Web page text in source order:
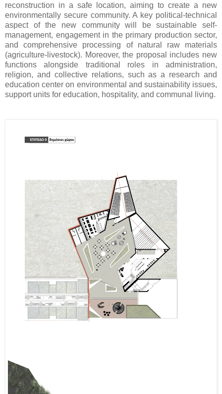
reconstruction in a safe location, aiming to create a new
environmentally secure community. A key political-technical
aspect of the new community will be sustainable self-
management, engagement in the primary production sector,
and comprehensive processing of natural raw materials
(agriculture-livestock). Moreover, the proposal includes new
functions alongside traditional roles in administration,
religion, and collective relations, such as a research and
education center on environmental and sustainability issues,
support units for education, hospitality, and communal living.